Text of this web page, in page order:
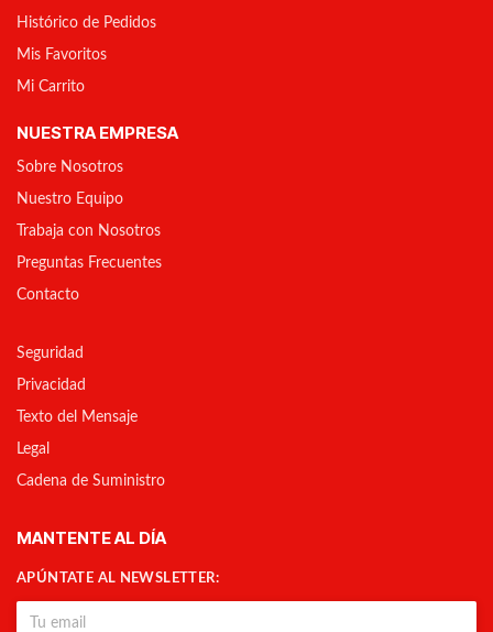
Histórico de Pedidos
Mis Favoritos
Mi Carrito
NUESTRA EMPRESA
Sobre Nosotros
Nuestro Equipo
Trabaja con Nosotros
Preguntas Frecuentes
Contacto
Seguridad
Privacidad
Texto del Mensaje
Legal
Cadena de Suministro
MANTENTE AL DÍA
APÚNTATE AL NEWSLETTER: